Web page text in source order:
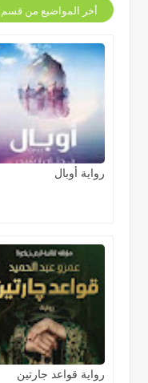
أخر المواضيع من قسم
رواية أوبال
رواية قواعد جارتين